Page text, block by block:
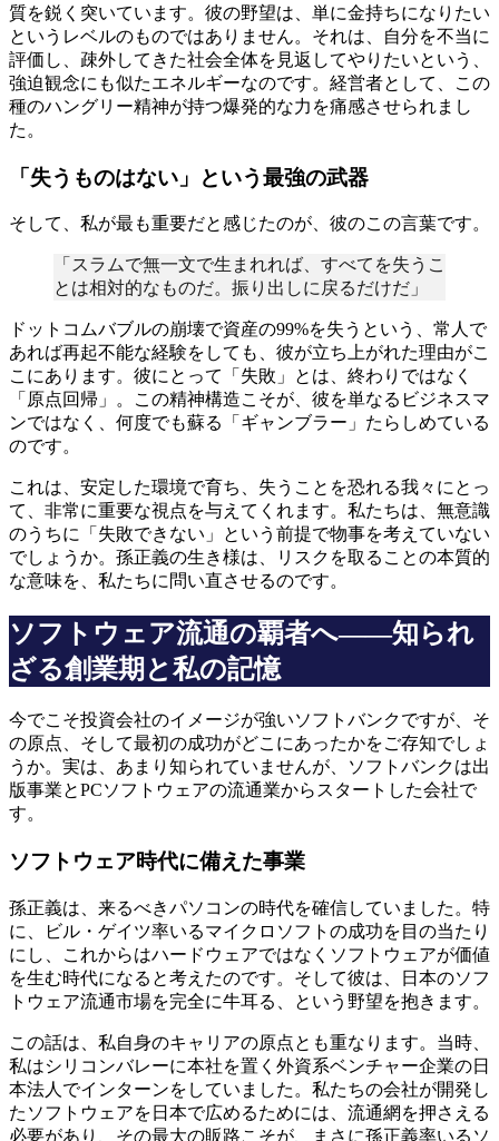
質を鋭く突いています。彼の野望は、単に金持ちになりたい
というレベルのものではありません。それは、自分を不当に
評価し、疎外してきた社会全体を見返してやりたいという、
強迫観念にも似たエネルギーなのです。経営者として、この
種のハングリー精神が持つ爆発的な力を痛感させられまし
た。
「失うものはない」という最強の武器
そして、私が最も重要だと感じたのが、彼のこの言葉です。
「スラムで無一文で生まれれば、すべてを失うこ
とは相対的なものだ。振り出しに戻るだけだ」
ドットコムバブルの崩壊で資産の99%を失うという、常人で
あれば再起不能な経験をしても、彼が立ち上がれた理由がこ
こにあります。彼にとって「失敗」とは、終わりではなく
「原点回帰」。この精神構造こそが、彼を単なるビジネスマ
ンではなく、何度でも蘇る「ギャンブラー」たらしめている
のです。
これは、安定した環境で育ち、失うことを恐れる我々にとっ
て、非常に重要な視点を与えてくれます。私たちは、無意識
のうちに「失敗できない」という前提で物事を考えていない
でしょうか。孫正義の生き様は、リスクを取ることの本質的
な意味を、私たちに問い直させるのです。
ソフトウェア流通の覇者へ――知られ
ざる創業期と私の記憶
今でこそ投資会社のイメージが強いソフトバンクですが、そ
の原点、そして最初の成功がどこにあったかをご存知でしょ
うか。実は、あまり知られていませんが、ソフトバンクは出
版事業とPCソフトウェアの流通業からスタートした会社で
す。
ソフトウェア時代に備えた事業
孫正義は、来るべきパソコンの時代を確信していました。特
に、ビル・ゲイツ率いるマイクロソフトの成功を目の当たり
にし、これからはハードウェアではなくソフトウェアが価値
を生む時代になると考えたのです。そして彼は、日本のソフ
トウェア流通市場を完全に牛耳る、という野望を抱きます。
この話は、私自身のキャリアの原点とも重なります。当時、
私はシリコンバレーに本社を置く外資系ベンチャー企業の日
本法人でインターンをしていました。私たちの会社が開発し
たソフトウェアを日本で広めるためには、流通網を押さえる
必要があり、その最大の販路こそが、まさに孫正義率いるソ